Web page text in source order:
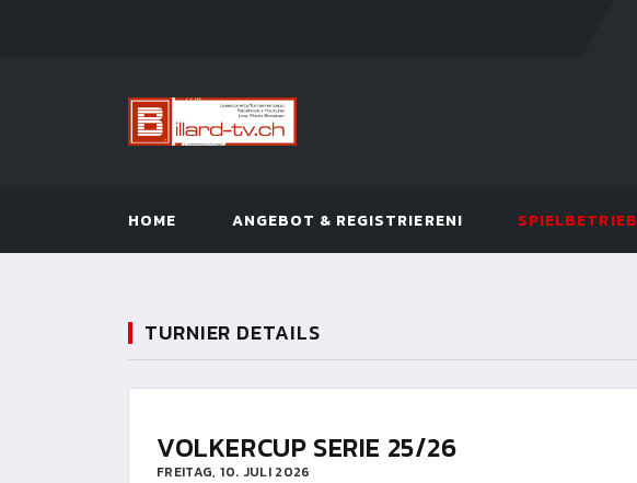
HOME ANGEBOT & REGISTRIEREN! SPIELBETRIEB
TURNIER DETAILS
VOLKERCUP SERIE 25/26
FREITAG, 10. JULI 2026